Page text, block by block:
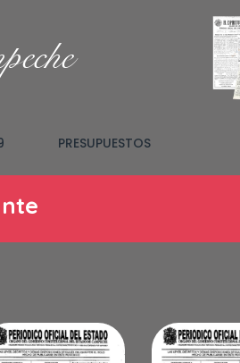
PRESUPUESTOS